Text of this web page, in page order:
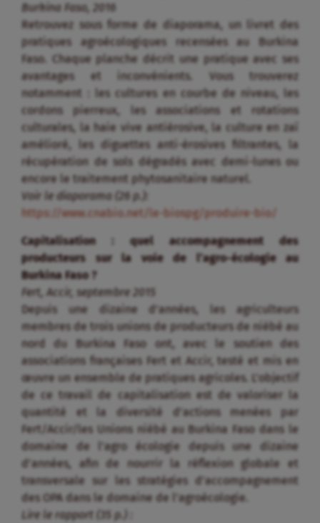
Burkina Faso, 2016
Retrouvez sous forme de diaporama, un livret des
pratiques agroécologiques recensées au Burkina
Faso. Chaque planche décrit une pratique avec ses
avantages et inconvénients. Vous trouverez
notamment : les cultures en courbe de niveau, les
cordons pierreux, les associations et rotations
culturales, la haie vive antiérosive, la culture en zaï
amélioré, les diguettes anti-érosives filtrantes, la
récupération de sols dégradés avec demi-lunes ou
encore le traitement phytosanitaire naturel.
Voir le diaporama (26 p.):
https://www.cnabio.net/le-biospg/produire-bio/
Capitalisation : quel accompagnement des
producteurs sur la voie de l’agro-écologie au
Burkina Faso ?
Fert, Accir, septembre 2015
Depuis une dizaine d’années, les agriculteurs
membres de trois unions de producteurs de niébé au
nord du Burkina Faso ont, avec le soutien des
associations françaises Fert et Accir, testé et mis en
œuvre un ensemble de pratiques agricoles. L’objectif
de ce travail de capitalisation est de valoriser la
quantité et la diversité d’actions menées par
Fert/Accir/les Unions niébé au Burkina Faso dans le
domaine de l’agro écologie depuis une dizaine
d’années, afin de nourrir la réflexion globale et
transversale sur les stratégies d’accompagnement
des OPA dans le domaine de l’agroécologie.
Lire le rapport (35 p.) :